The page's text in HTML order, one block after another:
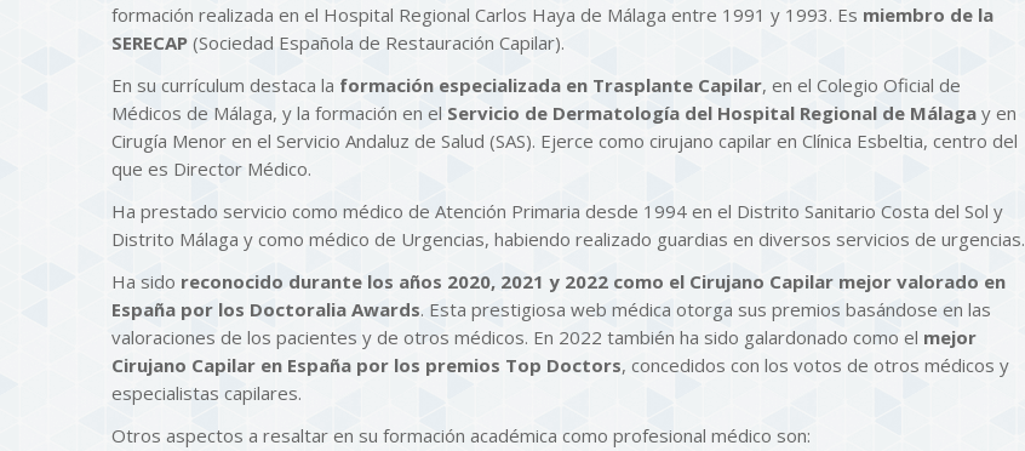
formación realizada en el Hospital Regional Carlos Haya de Málaga entre 1991 y 1993. Es miembro de la
SERECAP (Sociedad Española de Restauración Capilar).
En su currículum destaca la formación especializada en Trasplante Capilar, en el Colegio Oficial de
Médicos de Málaga, y la formación en el Servicio de Dermatología del Hospital Regional de Málaga y en
Cirugía Menor en el Servicio Andaluz de Salud (SAS). Ejerce como cirujano capilar en Clínica Esbeltia, centro del
que es Director Médico.
Ha prestado servicio como médico de Atención Primaria desde 1994 en el Distrito Sanitario Costa del Sol y
Distrito Málaga y como médico de Urgencias, habiendo realizado guardias en diversos servicios de urgencias.
Ha sido reconocido durante los años 2020, 2021 y 2022 como el Cirujano Capilar mejor valorado en
España por los Doctoralia Awards. Esta prestigiosa web médica otorga sus premios basándose en las
valoraciones de los pacientes y de otros médicos. En 2022 también ha sido galardonado como el mejor
Cirujano Capilar en España por los premios Top Doctors, concedidos con los votos de otros médicos y
especialistas capilares.
Otros aspectos a resaltar en su formación académica como profesional médico son: